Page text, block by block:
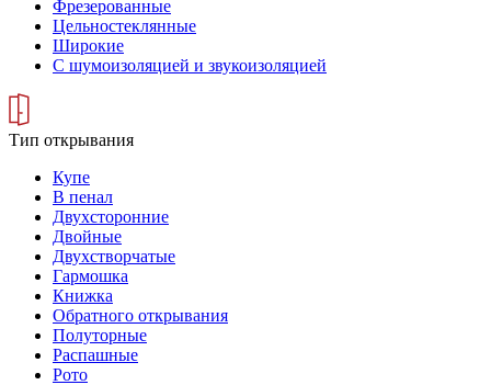
Фрезерованные
Цельностеклянные
Широкие
С шумоизоляцией и звукоизоляцией
Тип открывания
Купе
В пенал
Двухсторонние
Двойные
Двухстворчатые
Гармошка
Книжка
Обратного открывания
Полуторные
Распашные
Рото